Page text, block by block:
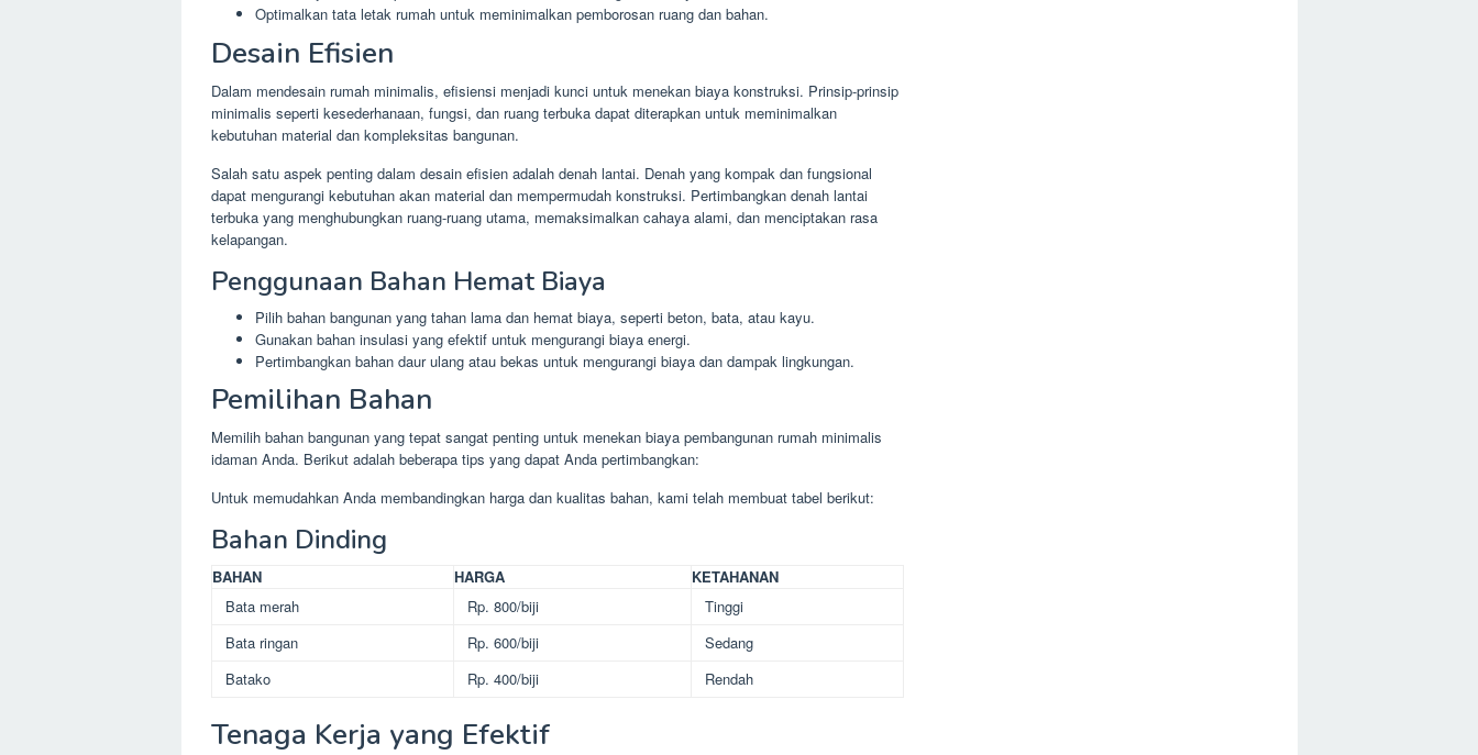
Optimalkan tata letak rumah untuk meminimalkan pemborosan ruang dan bahan.
Desain Efisien
Dalam mendesain rumah minimalis, efisiensi menjadi kunci untuk menekan biaya konstruksi. Prinsip-prinsip
minimalis seperti kesederhanaan, fungsi, dan ruang terbuka dapat diterapkan untuk meminimalkan
kebutuhan material dan kompleksitas bangunan.
Salah satu aspek penting dalam desain efisien adalah denah lantai. Denah yang kompak dan fungsional
dapat mengurangi kebutuhan akan material dan mempermudah konstruksi. Pertimbangkan denah lantai
terbuka yang menghubungkan ruang-ruang utama, memaksimalkan cahaya alami, dan menciptakan rasa
kelapangan.
Penggunaan Bahan Hemat Biaya
Pilih bahan bangunan yang tahan lama dan hemat biaya, seperti beton, bata, atau kayu.
Gunakan bahan insulasi yang efektif untuk mengurangi biaya energi.
Pertimbangkan bahan daur ulang atau bekas untuk mengurangi biaya dan dampak lingkungan.
Pemilihan Bahan
Memilih bahan bangunan yang tepat sangat penting untuk menekan biaya pembangunan rumah minimalis
idaman Anda. Berikut adalah beberapa tips yang dapat Anda pertimbangkan:
Untuk memudahkan Anda membandingkan harga dan kualitas bahan, kami telah membuat tabel berikut:
Bahan Dinding
BAHAN HARGA
KETAHANAN
Bata merah
Rp. 800/biji
Tinggi
Bata ringan
Rp. 600/biji
Sedang
Batako
Rp. 400/biji Rendah
Tenaga Kerja yang Efektif